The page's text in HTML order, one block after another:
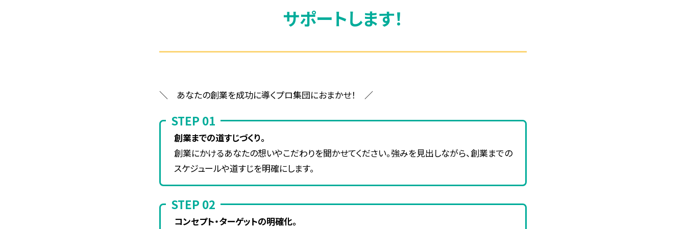
サポートします！
＼ あなたの創業を成功に導くプロ集団におまかせ！ ／
STEP 01
創業までの道すじづくり。
創業にかけるあなたの想いやこだわりを聞かせてください。強みを見出しながら、創業までの
スケジュールや道すじを明確にします。
STEP 02
コンセプト・ターゲットの明確化。